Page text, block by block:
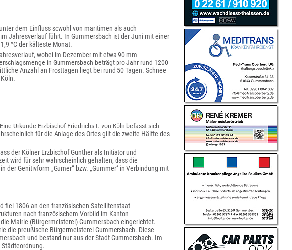
dem Einfluss sowohl von maritimen als auch
Jahresverlauf führt. In Gummersbach ist der Juni mit einer
°C der kälteste Monat.
wobei im Dezember mit etwa 90 mm
in Gummersbach beträgt pro Jahr rund 1200
Anzahl an Frosttagen liegt bei rund 50 Tagen. Schnee
Urkunde Erzbischof Friedrichs I. von Köln befasst sich
für die Anlage des Ortes gilt die zweite Hälfte des
der Kölner Erzbischof Gunther als Initiator und
wird für sehr wahrscheinlich gehalten, dass die
der Genitivform „Gumer“ bzw. „Gummer“ in Verbindung mit
fiel 1806 an den französischen Satellitenstaat
nach französischem Vorbild im Kanton
Mairie (Bürgermeisterei) Gummersbach eingerichtet.
die preußische Bürgermeisterei Gummersbach. Diese
und bestand nur aus der Stadt Gummersbach. Im